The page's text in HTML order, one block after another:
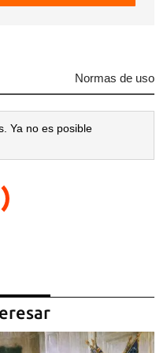
Normas de uso
Ya no es posible